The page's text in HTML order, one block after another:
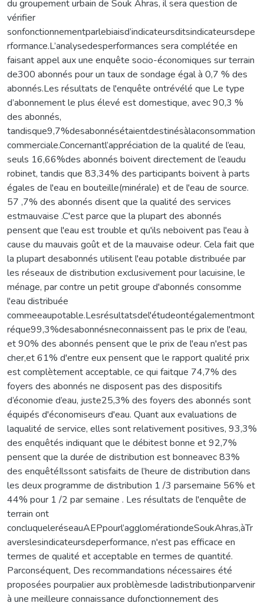
du groupement urbain de Souk Ahras, il sera question de
vérifier
sonfonctionnementparlebiaisd’indicateursditsindicateursdepe
rformance.L’analysedesperformances sera complétée en
faisant appel aux une enquête socio-économiques sur terrain
de300 abonnés pour un taux de sondage égal à 0,7 % des
abonnés.Les résultats de l'enquête ontrévélé que Le type
d’abonnement le plus élevé est domestique, avec 90,3 %
des abonnés,
tandisque9,7%desabonnésétaientdestinésàlaconsommation
commerciale.Concernantl’appréciation de la qualité de l’eau,
seuls 16,66%des abonnés boivent directement de l’eaudu
robinet, tandis que 83,34% des participants boivent à parts
égales de l'eau en bouteille(minérale) et de l'eau de source.
57 ,7% des abonnés disent que la qualité des services
estmauvaise .C'est parce que la plupart des abonnés
pensent que l'eau est trouble et qu'ils neboivent pas l'eau à
cause du mauvais goût et de la mauvaise odeur. Cela fait que
la plupart desabonnés utilisent l'eau potable distribuée par
les réseaux de distribution exclusivement pour lacuisine, le
ménage, par contre un petit groupe d'abonnés consomme
l'eau distribuée
commeeaupotable.Lesrésultatsdel'étudeontégalementmont
réque99,3%desabonnésneconnaissent pas le prix de l'eau,
et 90% des abonnés pensent que le prix de l'eau n'est pas
cher,et 61% d'entre eux pensent que le rapport qualité prix
est complètement acceptable, ce qui faitque 74,7% des
foyers des abonnés ne disposent pas des dispositifs
d’économie d’eau, juste25,3% des foyers des abonnés sont
équipés d'économiseurs d'eau. Quant aux evaluations de
laqualité de service, elles sont relativement positives, 93,3%
des enquêtés indiquant que le débitest bonne et 92,7%
pensent que la durée de distribution est bonneavec 83%
des enquêtéIlssont satisfaits de l’heure de distribution dans
les deux programme de distribution 1 /3 parsemaine 56% et
44% pour 1 /2 par semaine . Les résultats de l'enquête de
terrain ont
concluqueleréseauAEPpourl’agglomérationdeSoukAhras,àTr
averslesindicateursdeperformance, n'est pas efficace en
termes de qualité et acceptable en termes de quantité.
Parconséquent, Des recommandations nécessaires été
proposées pourpalier aux problèmesde ladistributionparvenir
à une meilleure connaissance dufonctionnement des